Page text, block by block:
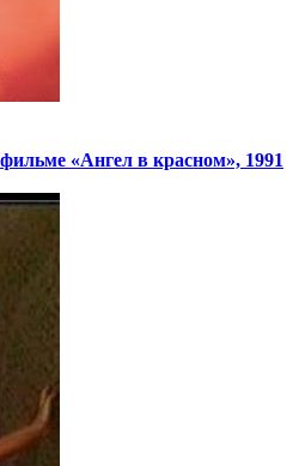
«Ангел в красном», 1991